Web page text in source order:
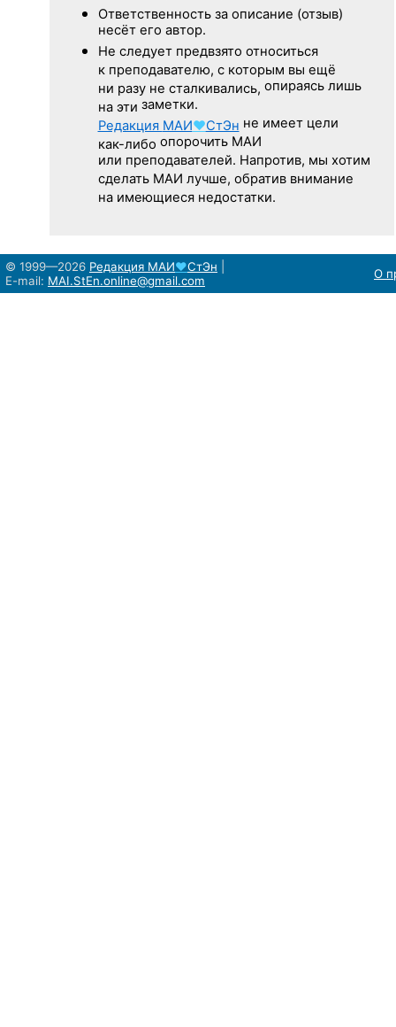
Ответственность за описание (отзыв)
несёт его автор.
Не следуетпредвзято относиться
к преподавателю, с которым вы ещё
ни разу не сталкивались, опираясь лишь
на эти заметки.
Редакция МАИ♥СтЭн не имеет цели
как-либо опорочить МАИ
или преподавателей. Напротив, мы хотим
сделать МАИ лучше, обратив внимание
на имеющиеся недостатки.
© 1999—2026 Редакция МАИ♥СтЭн
E-mail: MAI.StEn.online@gmail.com О